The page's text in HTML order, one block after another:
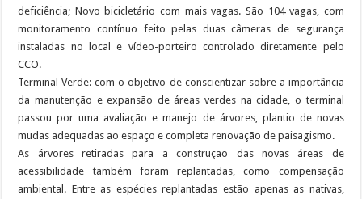
deficiência; Novo bicicletário com mais vagas. São 104 vagas, com
monitoramento contínuo feito pelas duas câmeras de segurança
instaladas no local e vídeo-porteiro controlado diretamente pelo
CCO.
Terminal Verde: com o objetivo de conscientizar sobre a importância
da manutenção e expansão de áreas verdes na cidade, o terminal
passou por uma avaliação e manejo de árvores, plantio de novas
mudas adequadas ao espaço e completa renovação de paisagismo.
As árvores retiradas para a construção das novas áreas de
acessibilidade também foram replantadas, como compensação
ambiental. Entre as espécies replantadas estão apenas as nativas,